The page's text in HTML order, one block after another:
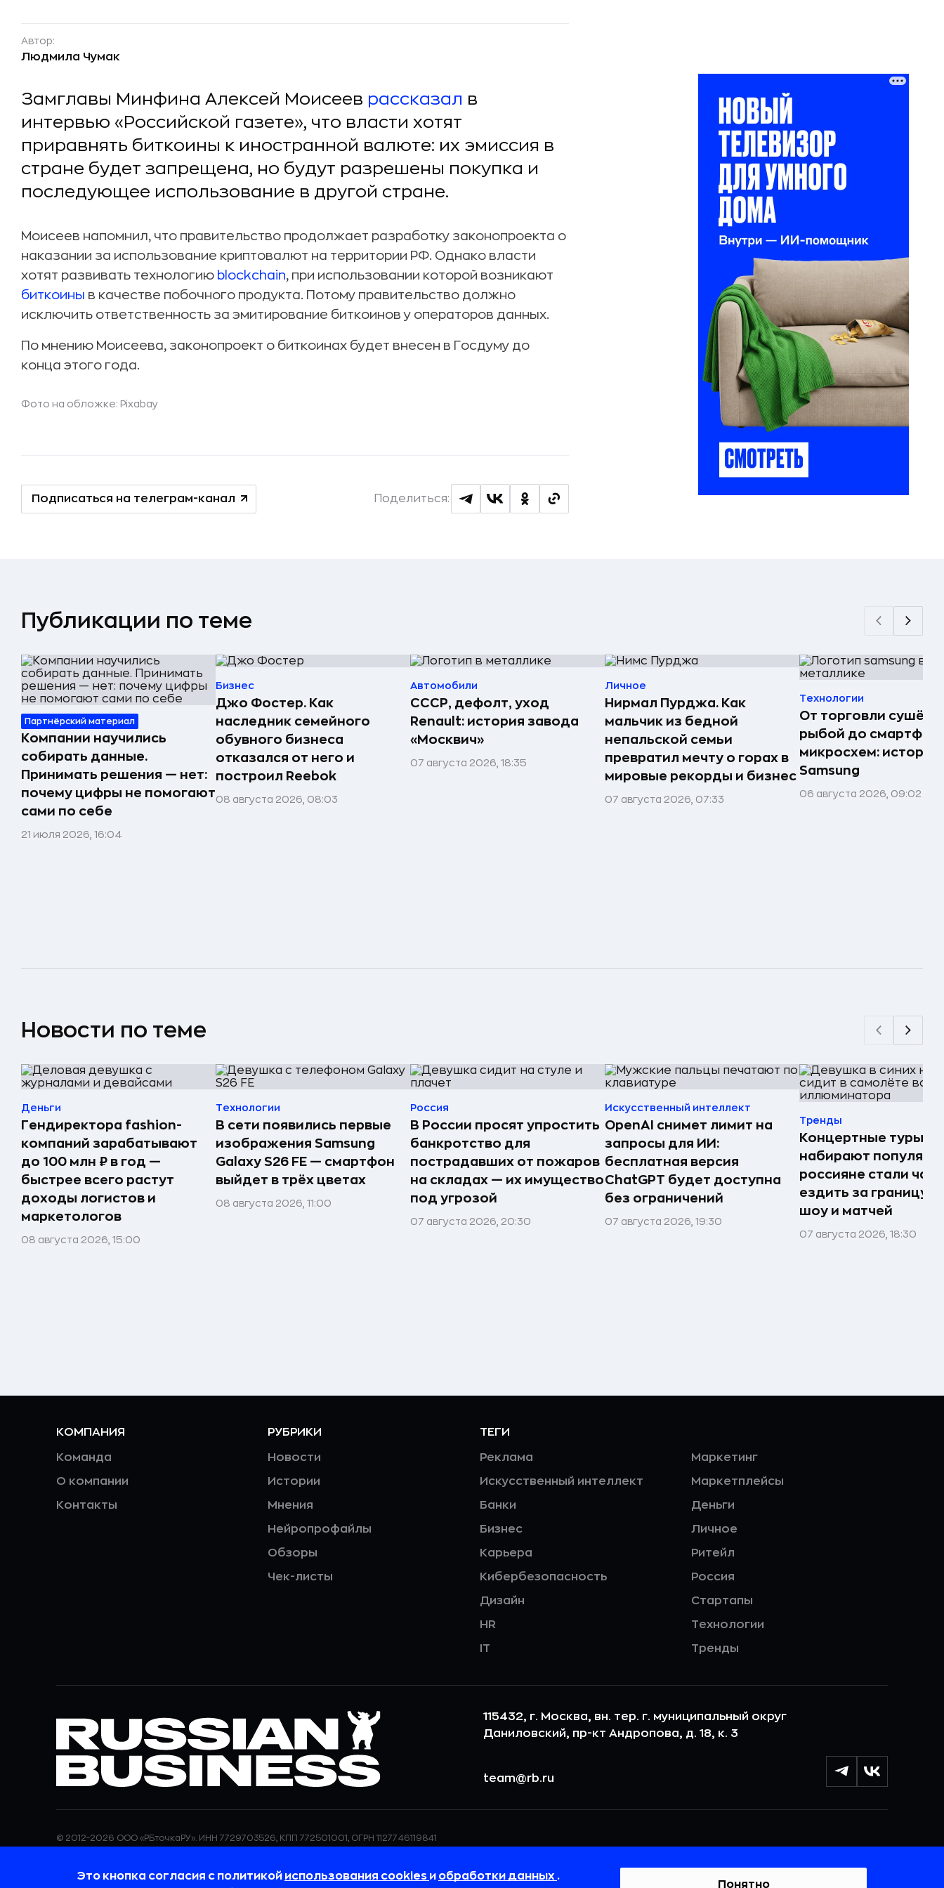
Автор:
Людмила Чумак
Замглавы Минфина Алексей Моисеев рассказал в
интервью «Российской газете», что власти хотят
приравнять биткоины к иностранной валюте: их эмиссия в
стране будет запрещена, но будут разрешены покупка и
последующее использование в другой стране.
Моисеев напомнил, что правительство продолжает разработку законопроекта о
наказании за использование криптовалют на территории РФ. Однако власти
хотят развивать технологию blockchain, при использовании которой возникают
биткоины в качестве побочного продукта. Потому правительство должно
исключить ответственность за эмитирование биткоинов у операторов данных.
По мнению Моисеева, законопроект о биткоинах будет внесен в Госдуму до
конца этого года.
Фото на обложке: Pixabay
Подписаться на телеграм-канал Поделиться:
Публикации по теме
Партнёрский материал
Компании научились
собирать данные.
Принимать решения — нет:
почему цифры не помогают
сами по себе
21 июля 2026, 16:04
Бизнес
Джо Фостер. Как
наследник семейного
обувного бизнеса
отказался от него и
построил Reebok
08 августа 2026, 08:03
Автомобили
СССР, дефолт, уход
Renault: история завода
«Москвич»
07 августа 2026, 18:35
Личное
Нирмал Пурджа. Как
мальчик из бедной
непальской семьи
превратил мечту о горах в
мировые рекорды и бизнес
07 августа 2026, 07:33
Технологии
От торговли
рыбой до
микросхем: история
Samsung
06 августа 2026, 09:02
Новости по теме
Деньги
Гендиректора fashion-
компаний зарабатывают
до 100 млн ₽ в год —
быстрее всего растут
доходы логистов и
маркетологов
08 августа 2026, 15:00
Технологии
В сети появились первые
изображения Samsung
Galaxy S26 FE — смартфон
выйдет в трёх цветах
08 августа 2026, 11:00
Россия
В России просят упростить
банкротство для
пострадавших от пожаров
на складах — их имущество
под угрозой
07 августа 2026, 20:30
Искусственный интеллект
OpenAI снимет лимит на
запросы для ИИ:
бесплатная версия
ChatGPT будет доступна
без ограничений
07 августа 2026, 19:30
Тренды
Концертные туры
набирают
россияне стали
ездить за границу
шоу и матчей
07 августа 2026, 18:30
КОМПАНИЯ
Команда
О компании
Контакты
РУБРИКИ
Новости
Истории
Мнения
Нейропрофайлы
Обзоры
Чек-листы
ТЕГИ
Реклама
Искусственный интеллект
Банки
Бизнес
Карьера
Кибербезопасность
Дизайн
HR
IT
Маркетинг
Маркетплейсы
Деньги
Личное
Ритейл
Россия
Стартапы
Технологии
Тренды
115432, г. Москва, вн. тер. г. муниципальный округ
Даниловский, пр-кт Андропова, д. 18, к. 3
team@rb.ru
© 2012-2026 ООО «РБточкаРУ». ИНН 7729703526, КПП 772501001, ОГРН 1127746119841
требованиях к защите персональных данных отражены в Политике в отношении
повышения удобства пользования веб-сайтом. Если вы не хотите, чтобы ваши
пользовательские данные обрабатывались, пожалуйста, ограничьте их использование в
Это кнопка согласия с политикой использования cookies и обработки данных .
Понятно